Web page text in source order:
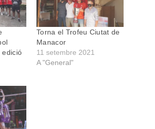
edició
Torna el Trofeu Ciutat de
Manacor
11 setembre 2021
A "General"